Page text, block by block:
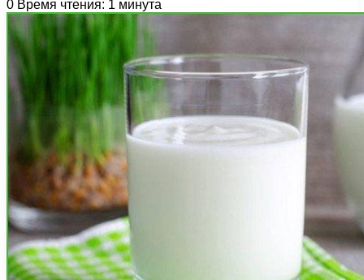
0 Время чтения: 1 минута